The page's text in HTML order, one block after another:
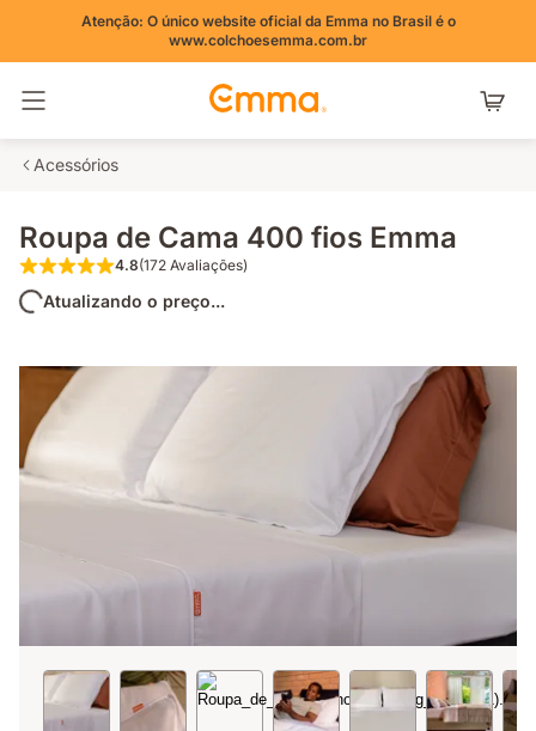
Atenção: O único website oficial da Emma no Brasil é o
www.colchoesemma.com.br
Acessórios
Roupa de Cama 400 fios Emma
4.8 de 5 estrelas (172 Avaliações)
4.8(172 Avaliações)
Atualizando o preço...